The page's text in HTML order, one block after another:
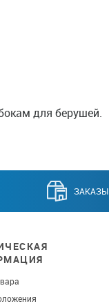
для берушей.